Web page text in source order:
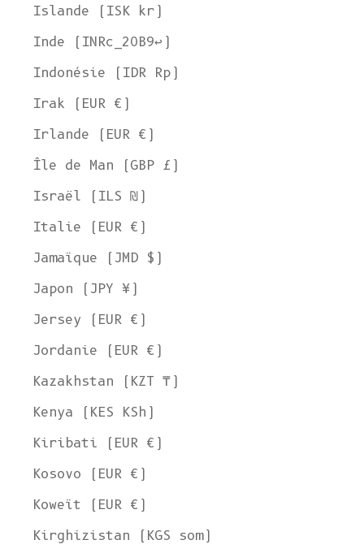
Islande (ISK kr)
Inde (INRc_20B9↩)
Indonésie (IDR Rp)
Irak (EUR €)
Irlande (EUR €)
Île de Man (GBP £)
Israël (ILS ₪)
Italie (EUR €)
Jamaïque (JMD $)
Japon (JPY ¥)
Jersey (EUR €)
Jordanie (EUR €)
Kazakhstan (KZT ₸)
Kenya (KES KSh)
Kiribati (EUR €)
Kosovo (EUR €)
Koweït (EUR €)
Kirghizistan (KGS som)